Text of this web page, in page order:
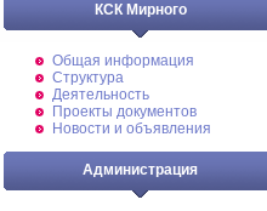
КСК Мирного
Общая информация
Структура
Деятельность
Проекты документов
Новости и объявления
Администрация